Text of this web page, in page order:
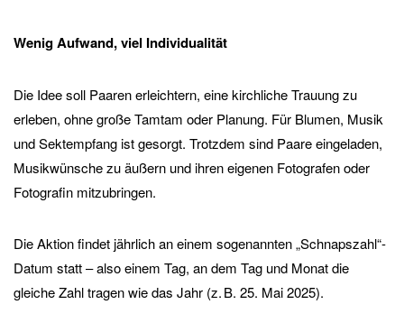
Wenig Aufwand, viel Individualität
Die Idee soll Paaren erleichtern, eine kirchliche Trauung zu
erleben, ohne große Tamtam oder Planung. Für Blumen, Musik
und Sektempfang ist gesorgt. Trotzdem sind Paare eingeladen,
Musikwünsche zu äußern und ihren eigenen Fotografen oder
Fotografin mitzubringen.
Die Aktion findet jährlich an einem sogenannten „Schnapszahl“-
Datum statt – also einem Tag, an dem Tag und Monat die
gleiche Zahl tragen wie das Jahr (z. B. 25. Mai 2025).